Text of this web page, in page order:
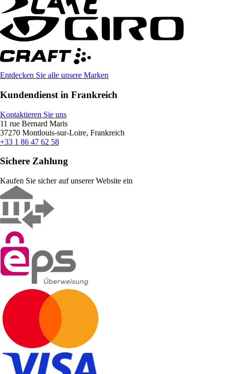
Entdecken Sie alle unsere Marken
Kundendienst in Frankreich
Kontaktieren Sie uns
11 rue Bernard Maris
37270 Montlouis-sur-Loire, Frankreich
+33 1 86 47 62 58
Sichere Zahlung
Kaufen Sie sicher auf unserer Website ein